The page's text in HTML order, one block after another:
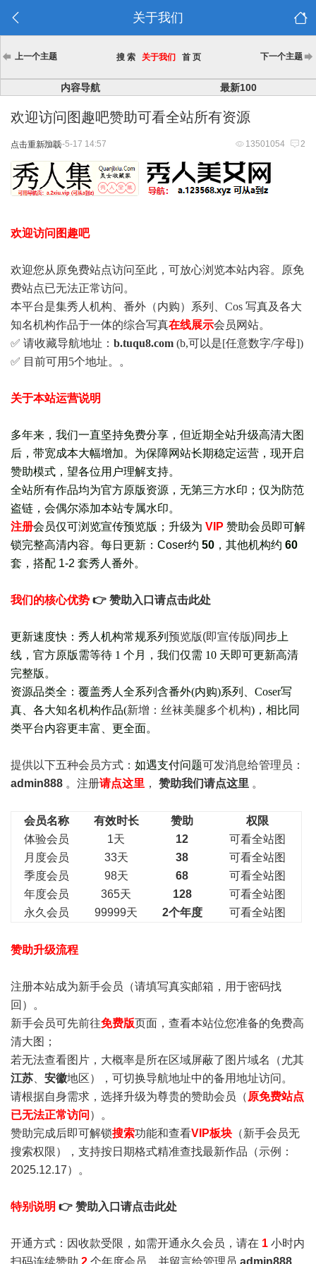
关于我们
上一个主题 搜 索 关于我们 首 页 下一个主题
内容导航 最新100
欢迎访问图趣吧赞助可看全站所有资源
点击重新加载 13501054 2
2025-5-17 14:57
欢迎访问图趣吧
欢迎您从原免费站点访问至此，可放心浏览本站内容。原免
费站点已无法正常访问。
本平台是集秀人机构、番外（内购）系列、Cos 写真及各大
知名机构作品于一体的综合写真在线展示会员网站。
✅ 请收藏导航地址： b.tuqu8.com (b,可以是[任意数字/字母])
✅ 目前可用5个地址。。
关于本站运营说明
多年来，我们一直坚持免费分享，但近期全站升级高清大图
后，带宽成本大幅增加。为保障网站长期稳定运营，现开启
赞助模式，望各位用户理解支持。
全站所有作品均为官方原版资源，无第三方水印；仅为防范
盗链，会偶尔添加本站专属水印。
注册会员仅可浏览宣传预览版 ； 升级为 VIP 赞助会员即可解
锁完整高清内容。每日更新： Coser约 50 ，其他机构约 60
套， 搭配 1-2 套秀人番外。
我们的核心优势 👉 赞助入口请点击此处
更新速度快：秀人机构常规系列 预览版(即宣传版)同步上
线，官方原版需等待 1 个月，我们仅需 10 天即可更新高清
完整版。
资源品类全：覆盖秀人全系列含番外(内购)系列、Coser写
真、各大知名机构作品(新增：丝袜美腿多个机构)，相比同
类平台内容更丰富、更全面。
提供以下五种会员方式： 如遇支付问题可发消息给管理员：
admin888 。注册请点这里 ， 赞助我们请点这里 。
会员名称 有效时长 赞助
权限
体验会员
1天 12
可看全站图
月度会员
33天 38
可看全站图
季度会员
98天 68
可看全站图
年度会员
365天 128
可看全站图
永久会员
99999天 2个年度 可看全站图
赞助升级流程
注册本站成为新手会员 （请填写真实邮箱，用于密码找
回）。
新手会员可先前往免费版页面，查看本站位您准备的免费高
清大图；
若无法查看图片，大概率是所在区域屏蔽了图片域名（尤其
江苏
安徽地区），可切换导航地址中的备用地址访问。
请根据自身需求，选择升级为尊贵的赞助会员（ 原免费站点
已无法正常访问 ）。
赞助完成后即可解锁搜索功能和查看VIP板块 （新手会员无
搜索权限），支持按日期格式精准查找最新作品（示例：
2025.12.17）。
特别说明 👉 赞助入口请点击此处
开通方式：因收款受限，如需开通永久会员，请在 1 小时内
扫码连续赞助 2 个年度会员，并留言给管理员 admin888